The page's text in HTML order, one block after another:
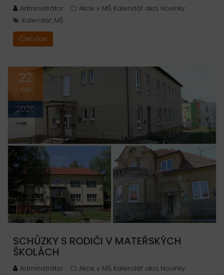
Administrátor Akce v MŠ Kalendář akcí Novinky
Kalendář MŠ
Číst více
22
Kvě
2026
SCHŮZKY S RODIČI V MATEŘSKÝCH
ŠKOLÁCH
Administrátor Akce v MŠ Kalendář akcí Novinky